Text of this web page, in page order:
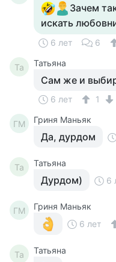
Зачем
искать
6 лет 6
Та Татьяна
Сам же и
6 лет 1
ГМ Гриня Маньяк
Да, дурдом
Та Татьяна
Дурдом) 6
ГМ
Гриня Маньяк
6 лет
Та
Татьяна